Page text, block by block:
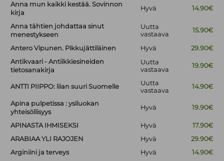
Anna mun kaikki kestää. Sovinnon
kirja
Hyvä 14.90€
Anna tähtien johdattaa sinut
menestykseen
Uutta
vastaava
15.90€
Antero Vipunen. Pikkujättiläinen Hyvä
29.90€
Antikvaari - Antiikkiesineiden
tietosanakirja
Uutta
vastaava
19.90€
ANTTI PIIPPO: liian suuri Suomelle
Uutta
vastaava
14.90€
Apina pulpetissa : ysiluokan
yhteisöllisyys
Hyvä 19.90€
APINASTA IHMISEKSI Hyvä
17.90€
ARABIAA YLI RAJOJEN
Hyvä
29.90€
Arginiini ja terveys
Hyvä 14.90€